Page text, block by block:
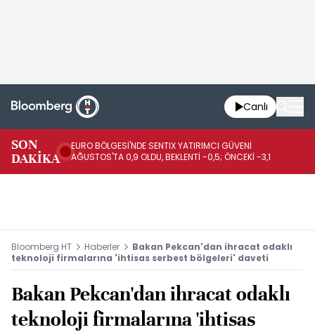
Canlı
SON
DAKİKA
EURO BÖLGESİ'NDE SENTIX YATIRIMCI GÜVENİ
AĞUSTOS'TA 0,9 OLDU, BEKLENTİ -0,5; ÖNCEKİ -3,1
Bloomberg HT Haberler
Bakan Pekcan'dan ihracat odaklı
teknoloji firmalarına 'ihtisas serbest bölgeleri' daveti
Bakan Pekcan'dan ihracat odaklı
teknoloji firmalarına 'ihtisas